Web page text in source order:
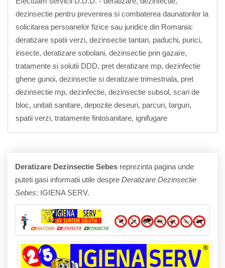
dezinsectie pentru prevenirea si combaterea daunatorilor la
solicitarea persoanelor fizice sau juridice din Romania:
deratizare spatii verzi, dezinsectie tantari, paduchi, purici,
insecte, deratizare sobolani, dezinsectie prin gazare,
tratamente si solutii DDD, pret deratizare mp, dezinfectie
ghene gunoi, dezinsectie si deratizare trimestriala, pret
dezinsectie mp, dezinfectie, dezinsectie subsol, scari de
bloc, unitati sanitare, depozite deseuri, parcuri, targuri,
spatii verzi, tratamente fintosanitare, ignifugare
Deratizare Dezinsectie Sebes reprezinta pagina unde
puteti gasi informatii utile despre Deratizare Dezinsectie
Sebes: IGIENA SERV.